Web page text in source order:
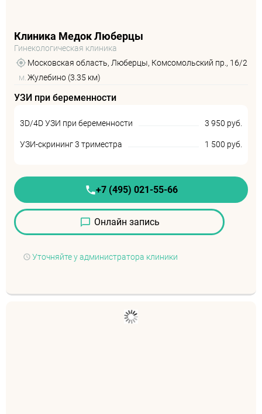
Клиника Медок Люберцы
Гинекологическая клиника
Московская область, Люберцы, Комсомольский пр., 16/2
м. Жулебино (3.35 км)
УЗИ при беременности
3D/4D УЗИ при беременности 3 950 руб.
УЗИ-скрининг 3 триместра 1 500 руб.
+7 (495) 021-55-66
Онлайн запись
Уточняйте у администратора клиники